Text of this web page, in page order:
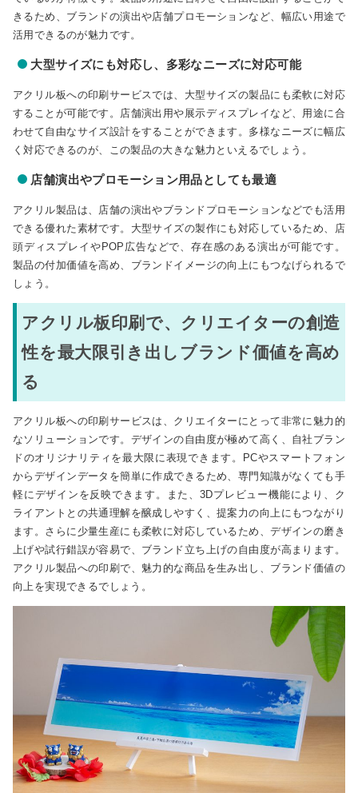
きるため、ブランドの演出や店舗プロモーションなど、幅広い用途で
活用できるのが魅力です。
大型サイズにも対応し、多彩なニーズに対応可能
アクリル板への印刷サービスでは、大型サイズの製品にも柔軟に対応
することが可能です。店舗演出用や展示ディスプレイなど、用途に合
わせて自由なサイズ設計をすることができます。多様なニーズに幅広
く対応できるのが、この製品の大きな魅力といえるでしょう。
店舗演出やプロモーション用品としても最適
アクリル製品は、店舗の演出やブランドプロモーションなどでも活用
できる優れた素材です。大型サイズの製作にも対応しているため、店
頭ディスプレイやPOP広告などで、存在感のある演出が可能です。
製品の付加価値を高め、ブランドイメージの向上にもつなげられるで
しょう。
アクリル板印刷で、クリエイターの創造
性を最大限引き出しブランド価値を高め
る
アクリル板への印刷サービスは、クリエイターにとって非常に魅力的
なソリューションです。デザインの自由度が極めて高く、自社ブラン
ドのオリジナリティを最大限に表現できます。PCやスマートフォン
からデザインデータを簡単に作成できるため、専門知識がなくても手
軽にデザインを反映できます。また、3Dプレビュー機能により、ク
ライアントとの共通理解を醸成しやすく、提案力の向上にもつながり
ます。さらに少量生産にも柔軟に対応しているため、デザインの磨き
上げや試行錯誤が容易で、ブランド立ち上げの自由度が高まります。
アクリル製品への印刷で、魅力的な商品を生み出し、ブランド価値の
向上を実現できるでしょう。